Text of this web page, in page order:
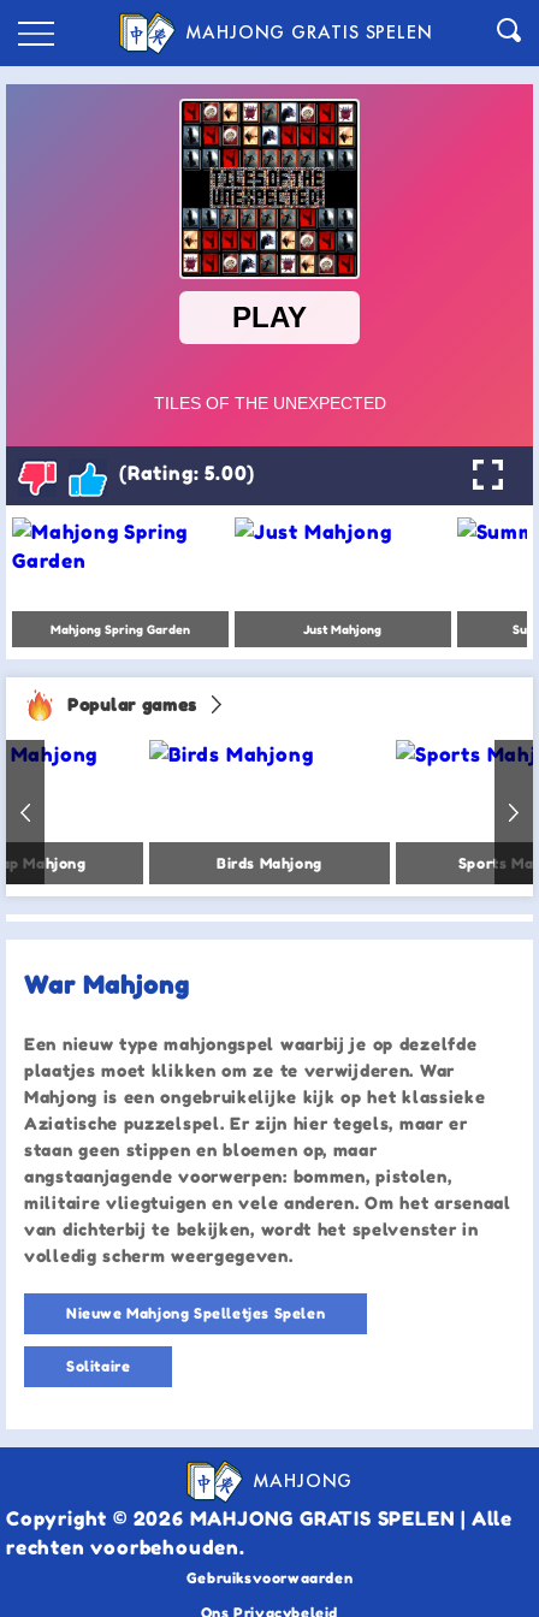
MAHJONG GRATIS SPELEN
(Rating: 5.00)
Mahjong Spring Garden Just Mahjong
Popular games
Mahjong Birds Mahjong Sports
War Mahjong
Een nieuw type mahjongspel waarbij je op dezelfde
plaatjes moet klikken om ze te verwijderen. War
Mahjong is een ongebruikelijke kijk op het klassieke
Aziatische puzzelspel. Er zijn hier tegels, maar er
staan geen stippen en bloemen op, maar
angstaanjagende voorwerpen: bommen, pistolen,
militaire vliegtuigen en vele anderen. Om het arsenaal
van dichterbij te bekijken, wordt het spelvenster in
volledig scherm weergegeven.
Nieuwe Mahjong Spelletjes Spelen
Solitaire
MAHJONG
Copyright © 2026 MAHJONG GRATIS SPELEN | Alle
rechten voorbehouden.
Gebruiksvoorwaarden
Ons Privacybeleid